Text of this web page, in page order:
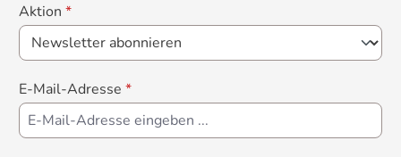
Aktion *
E-Mail-Adresse *